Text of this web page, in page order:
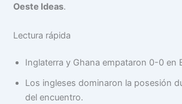
Oeste Ideas.
Lectura rápida
Inglaterra y Ghana empataron 0-0 en
Los ingleses dominaron la posesión
del encuentro.